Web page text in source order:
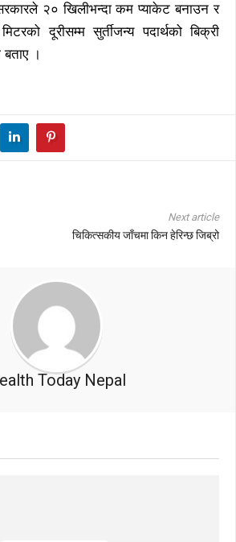
२० खिलीभन्दा कम प्याकेट बनाउन र
दूरीसम्म सुर्तीजन्य पदार्थको बिक्री
बताए ।
Next article
चिकित्सकीय जाँचमा किन हेरिन्छ जिब्रो
Today Nepal